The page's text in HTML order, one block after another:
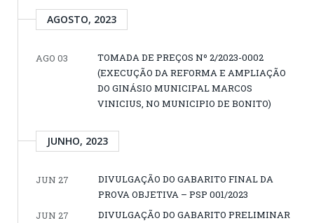
AGOSTO, 2023
AGO 03
TOMADA DE PREÇOS Nº 2/2023-0002
(EXECUÇÃO DA REFORMA E AMPLIAÇÃO
DO GINÁSIO MUNICIPAL MARCOS
VINICIUS, NO MUNICIPIO DE BONITO)
JUNHO, 2023
JUN 27
DIVULGAÇÃO DO GABARITO FINAL DA
PROVA OBJETIVA – PSP 001/2023
JUN 27
DIVULGAÇÃO DO GABARITO PRELIMINAR